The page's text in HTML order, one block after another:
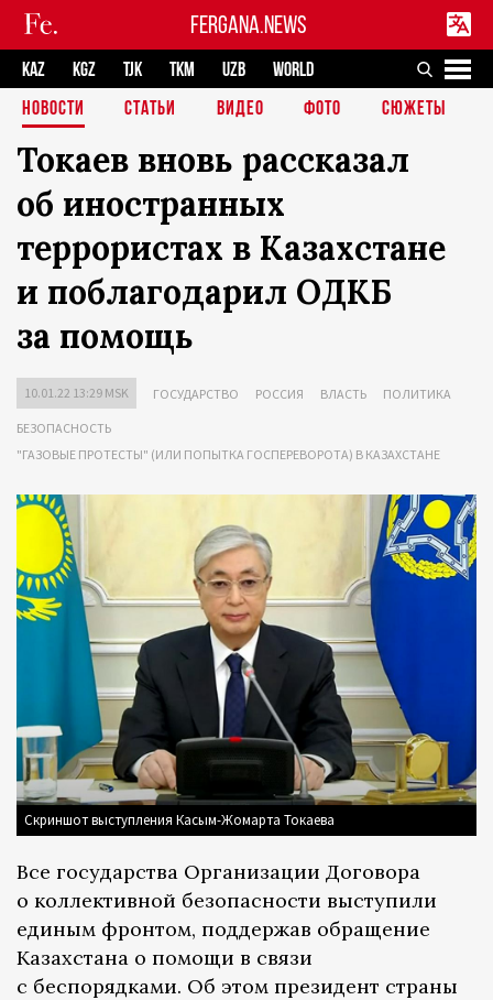
FERGANA.NEWS
KAZ KGZ TJK TKM UZB
WORLD
НОВОСТИ
СТАТЬИ ВИДЕО ФОТО СЮЖЕТЫ
Токаев вновь рассказал
об иностранных
террористах в Казахстане
и поблагодарил ОДКБ
за помощь
10.01.22 13:29 MSK ГОСУДАРСТВО РОССИЯ ВЛАСТЬ ПОЛИТИКА
БЕЗОПАСНОСТЬ
"ГАЗОВЫЕ ПРОТЕСТЫ" (ИЛИ ПОПЫТКА ГОСПЕРЕВОРОТА) В КАЗАХСТАНЕ
Скриншот выступления Касым-Жомарта Токаева
Все государства Организации Договора
о коллективной безопасности выступили
единым фронтом, поддержав обращение
Казахстана о помощи в связи
с беспорядками. Об этом президент страны